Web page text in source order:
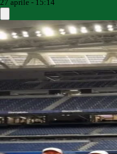
27 aprile - 15:14